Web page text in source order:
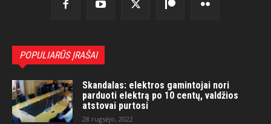
POPULIARŪS ĮRAŠAI
Skandalas: elektros gamintojai nori
parduoti elektrą po 10 centų, valdžios
atstovai purtosi
28 rugsėjo, 2022